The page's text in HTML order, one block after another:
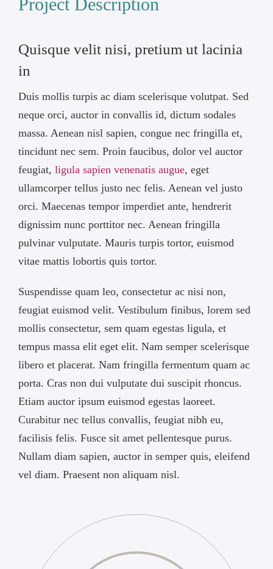
Quisque velit nisi, pretium ut lacinia
in
Duis mollis turpis ac diam scelerisque volutpat. Sed
neque orci, auctor in convallis id, dictum sodales
massa. Aenean nisl sapien, congue nec fringilla et,
tincidunt nec sem. Proin faucibus, dolor vel auctor
feugiat, ligula sapien venenatis augue, eget
ullamcorper tellus justo nec felis. Aenean vel justo
orci. Maecenas tempor imperdiet ante, hendrerit
dignissim nunc porttitor nec. Aenean fringilla
pulvinar vulputate. Mauris turpis tortor, euismod
vitae mattis lobortis quis tortor.
Suspendisse quam leo, consectetur ac nisi non,
feugiat euismod velit. Vestibulum finibus, lorem sed
mollis consectetur, sem quam egestas ligula, et
tempus massa elit eget elit. Nam semper scelerisque
libero et placerat. Nam fringilla fermentum quam ac
porta. Cras non dui vulputate dui suscipit rhoncus.
Etiam auctor ipsum euismod egestas laoreet.
Curabitur nec tellus convallis, feugiat nibh eu,
facilisis felis. Fusce sit amet pellentesque purus.
Nullam diam sapien, auctor in semper quis, eleifend
vel diam. Praesent non aliquam nisl.